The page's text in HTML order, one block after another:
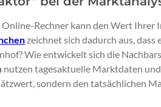
Online-Rechner kann den Wert Ihrer
zeichnet sich dadurch aus,
Wie entwickelt sich die
nutzen tagesaktuelle Marktdaten
sondern den tatsächlichen